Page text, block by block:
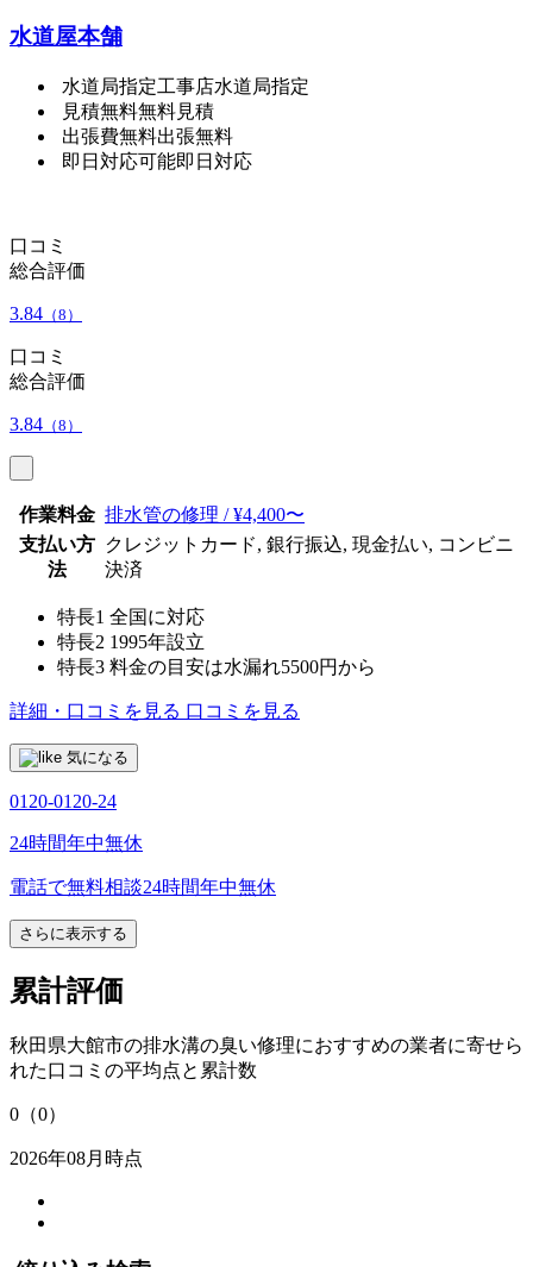
水道屋本舗
水道局指定工事店水道局指定
見積無料無料見積
出張費無料出張無料
即日対応可能即日対応
口コミ
総合評価
3.84 （8）
口コミ
総合評価
3.84 （8）
作業料金 排水管の修理 / ¥4,400〜
支払い方
法
クレジットカード, 銀行振込, 現金払い, コンビニ
決済
特長1 全国に対応
特長2 1995年設立
特長3 料金の目安は水漏れ5500円から
詳細・口コミを見る 口コミを見る
気になる
0120-0120-24
24時間年中無休
電話で無料相談24時間年中無休
さらに表示する
累計評価
秋田県大館市の排水溝の臭い修理におすすめの業者に寄せら
れた口コミの平均点と累計数
0 （0）
2026年08月時点